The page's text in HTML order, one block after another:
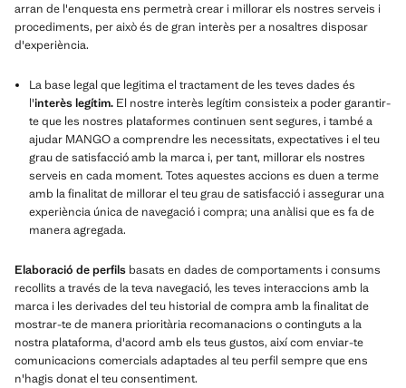
arran de l'enquesta ens permetrà crear i millorar els nostres serveis i
procediments, per això és de gran interès per a nosaltres disposar
d'experiència.
La base legal que legitima el tractament de les teves dades és
l'interès legítim. El nostre interès legítim consisteix a poder garantir-
te que les nostres plataformes continuen sent segures, i també a
ajudar MANGO a comprendre les necessitats, expectatives i el teu
grau de satisfacció amb la marca i, per tant, millorar els nostres
serveis en cada moment. Totes aquestes accions es duen a terme
amb la finalitat de millorar el teu grau de satisfacció i assegurar una
experiència única de navegació i compra; una anàlisi que es fa de
manera agregada.
Elaboració de perfils basats en dades de comportaments i consums
recollits a través de la teva navegació, les teves interaccions amb la
marca i les derivades del teu historial de compra amb la finalitat de
mostrar-te de manera prioritària recomanacions o continguts a la
nostra plataforma, d'acord amb els teus gustos, així com enviar-te
comunicacions comercials adaptades al teu perfil sempre que ens
n'hagis donat el teu consentiment.